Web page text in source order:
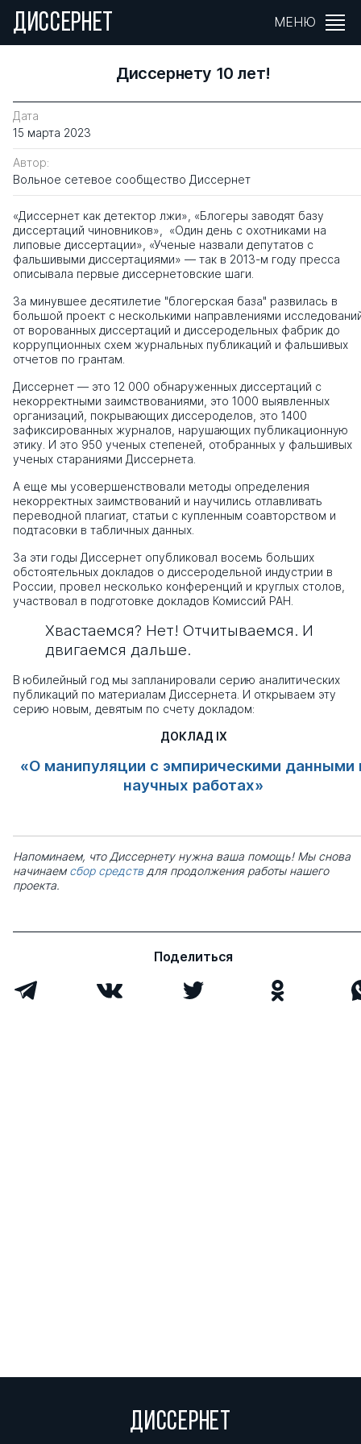
ДИССЕРНЕТ МЕНЮ
Диссернету 10 лет!
Дата
15 марта 2023
Автор:
Вольное сетевое сообщество Диссернет
«Диссернет как детектор лжи», «Блогеры заводят базу
диссертаций чиновников», «Один день с охотниками на
липовые диссертации», «Ученые назвали депутатов с
фальшивыми диссертациями» — так в 2013-м году пресса
описывала первые диссернетовские шаги.
За минувшее десятилетие "блогерская база" развилась в
большой проект с несколькими направлениями
от ворованных диссертаций и диссеродельных фабрик до
коррупционных схем журнальных публикаций и фальшивых
отчетов по грантам.
Диссернет — это 12 000 обнаруженных диссертаций с
некорректными заимствованиями, это 1000 выявленных
организаций, покрывающих диссероделов, это 1400
зафиксированных журналов, нарушающих публикационную
этику. И это 950 ученых степеней, отобранных у фальшивых
ученых стараниями Диссернета.
А еще мы усовершенствовали методы определения
некорректных заимствований и научились отлавливать
переводной плагиат, статьи с купленным соавторством и
подтасовки в табличных данных.
За эти годы Диссернет опубликовал восемь больших
обстоятельных докладов о диссеродельной индустрии в
России, провел несколько конференций и круглых столов,
участвовал в подготовке докладов Комиссий РАН.
Хвастаемся? Нет! Отчитываемся. И
двигаемся дальше.
В юбилейный год мы запланировали серию аналитических
публикаций по материалам Диссернета. И открываем эту
серию новым, девятым по счету докладом:
ДОКЛАД IX
«О манипуляции c эмпирическими данными
научных работах»
Напоминаем, что Диссернету нужна ваша помощь! Мы снова
начинаем сбор средствдля продолжения работы нашего
проекта.
Поделиться
ДИССЕРНЕТ